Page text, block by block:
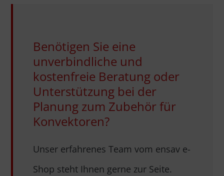
Benötigen Sie eine
unverbindliche und
kostenfreie Beratung oder
Unterstützung bei der
Planung zum Zubehör für
Konvektoren?
Unser erfahrenes Team vom ensav e-
Shop steht Ihnen gerne zur Seite.